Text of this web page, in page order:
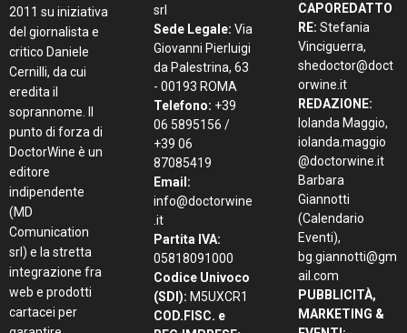
2011 su iniziativa
del giornalista e
critico Daniele
Cernilli, da cui
eredita il
soprannome. Il
punto di forza di
DoctorWine è un
editore
indipendente
(MD
Comunication
srl) e la stretta
integrazione fra
web e prodotti
cartacei per
srl
Sede Legale: Via
Giovanni Pierluigi
da Palestrina, 63
- 00193 ROMA
Telefono: +39
06 5895156 /
+39 06
87085419
Email:
info@doctorwine
.it
Partita IVA:
05818091000
Codice Univoco
(SDI): M5UXCR1
COD.FISC. e
CAPOREDATTO
RE: Stefania
Vinciguerra,
shedoctor@doct
orwine.it
REDAZIONE:
Iolanda Maggio,
iolanda.maggio
@doctorwine.it
Barbara
Giannotti
(Calendario
Eventi),
bg.giannotti@gm
ail.com
PUBBLICITÀ,
MARKETING &